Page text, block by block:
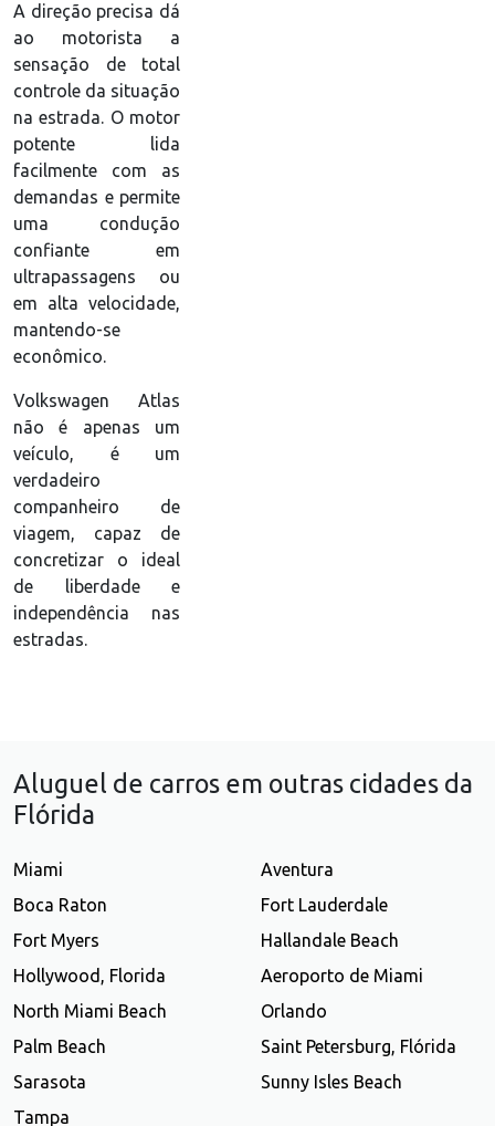
A direção precisa dá
ao motorista a
sensação de total
controle da situação
na estrada. O motor
potente lida
facilmente com as
demandas e permite
uma condução
confiante em
ultrapassagens ou
em alta velocidade,
mantendo-se
econômico.
Volkswagen Atlas
não é apenas um
veículo, é um
verdadeiro
companheiro de
viagem, capaz de
concretizar o ideal
de liberdade e
independência nas
estradas.
Aluguel de carros em outras cidades da
Flórida
Miami
Aventura
Boca Raton
Fort Lauderdale
Fort Myers
Hallandale Beach
Hollywood, Florida
Aeroporto de Miami
North Miami Beach
Orlando
Palm Beach
Saint Petersburg, Flórida
Sarasota
Sunny Isles Beach
Tampa